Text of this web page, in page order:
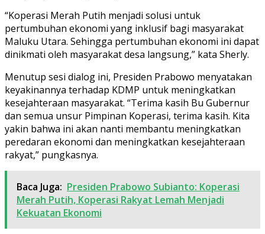
“Koperasi Merah Putih menjadi solusi untuk
pertumbuhan ekonomi yang inklusif bagi masyarakat
Maluku Utara. Sehingga pertumbuhan ekonomi ini dapat
dinikmati oleh masyarakat desa langsung,” kata Sherly.
Menutup sesi dialog ini, Presiden Prabowo menyatakan
keyakinannya terhadap KDMP untuk meningkatkan
kesejahteraan masyarakat. “Terima kasih Bu Gubernur
dan semua unsur Pimpinan Koperasi, terima kasih. Kita
yakin bahwa ini akan nanti membantu meningkatkan
peredaran ekonomi dan meningkatkan kesejahteraan
rakyat,” pungkasnya.
Baca Juga: Presiden Prabowo Subianto: Koperasi
Merah Putih, Koperasi Rakyat Lemah Menjadi
Kekuatan Ekonomi